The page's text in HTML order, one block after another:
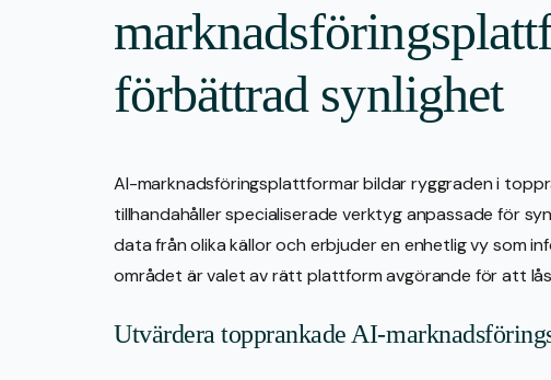
förbättrad synlighet
AI-marknadsföringsplattformar bildar ryggraden i
tillhandahåller specialiserade verktyg anpassade för
data från olika källor och erbjuder en enhetlig vy som
området är valet av rätt plattform avgörande för att
Utvärdera topprankade AI-